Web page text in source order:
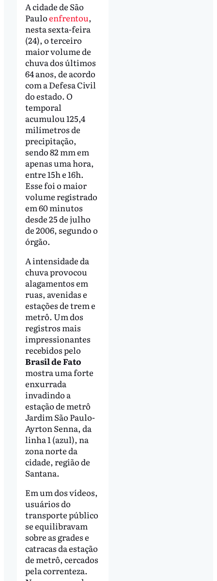
A cidade de São
Pauloenfrentou,
nesta sexta-feira
(24), o terceiro
maior volume de
chuva dos últimos
64 anos, de acordo
com a Defesa Civil
do estado. O
temporal
acumulou 125,4
milímetros de
precipitação,
sendo 82 mm em
apenas uma hora,
entre 15h e 16h.
Esse foi o maior
volume registrado
em 60 minutos
desde 25 de julho
de 2006, segundo o
órgão.
A intensidade da
chuva provocou
alagamentos em
ruas, avenidas e
estações de trem e
metrô. Um dos
registros mais
impressionantes
recebidos pelo
Brasil de Fato
mostra uma forte
enxurrada
invadindo a
estação de metrô
Jardim São Paulo-
Ayrton Senna, da
linha 1 (azul), na
zona norte da
cidade, região de
Santana.
Em um dos vídeos,
usuários do
transporte público
se equilibravam
sobre as grades e
catracas da estação
de metrô, cercados
pela correnteza.